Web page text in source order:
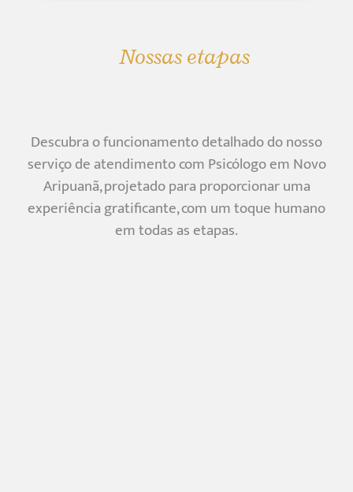
Nossas etapas
Descubra o funcionamento detalhado do nosso
serviço de atendimento com Psicólogo em Novo
Aripuanã, projetado para proporcionar uma
experiência gratificante, com um toque humano
em todas as etapas.